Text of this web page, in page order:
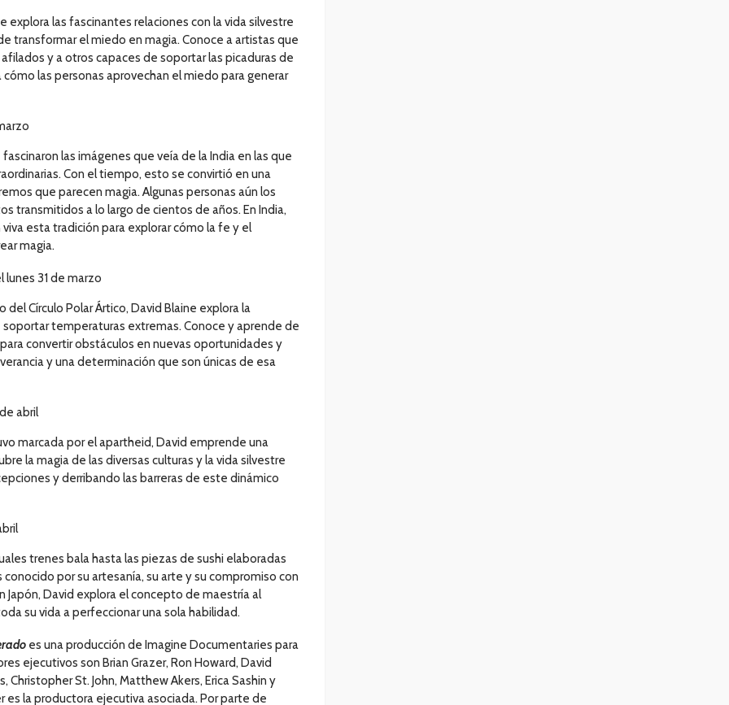
explora las fascinantes relaciones con la vida silvestre
transformar el miedo en magia. Conoce a artistas que
y a otros capaces de soportar las picaduras de
las personas aprovechan el miedo para generar
las imágenes que veía de la India en las que
Con el tiempo, esto se convirtió en una
que parecen magia. Algunas personas aún los
transmitidos a lo largo de cientos de años. En India,
esta tradición para explorar cómo la fe y el
magia.
lunes 31 de marzo
Círculo Polar Ártico, David Blaine explora la
temperaturas extremas. Conoce y aprende de
convertir obstáculos en nuevas oportunidades y
y una determinación que son únicas de esa
abril
marcada por el apartheid, David emprende una
la magia de las diversas culturas y la vida silvestre
y derribando las barreras de este dinámico
trenes bala hasta las piezas de sushi elaboradas
por su artesanía, su arte y su compromiso con
Japón, David explora el concepto de maestría al
su vida a perfeccionar una sola habilidad.
es una producción de Imagine Documentaries para
ejecutivos son Brian Grazer, Ron Howard, David
Christopher St. John, Matthew Akers, Erica Sashin y
es la productora ejecutiva asociada. Por parte de